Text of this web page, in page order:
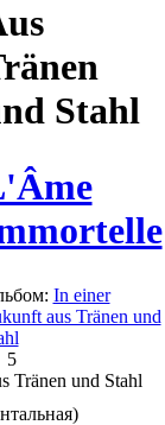
Stahl
In einer
aus Tränen und
5
Tränen und Stahl